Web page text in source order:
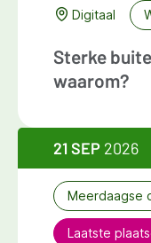
Digitaal
Sterke
waarom?
21 SEP 2026
Meerdaagse
Laatste